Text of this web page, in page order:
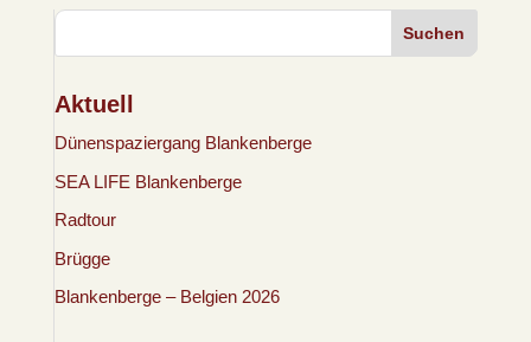
Suchen
Aktuell
Dünenspaziergang Blankenberge
SEA LIFE Blankenberge
Radtour
Brügge
Blankenberge – Belgien 2026